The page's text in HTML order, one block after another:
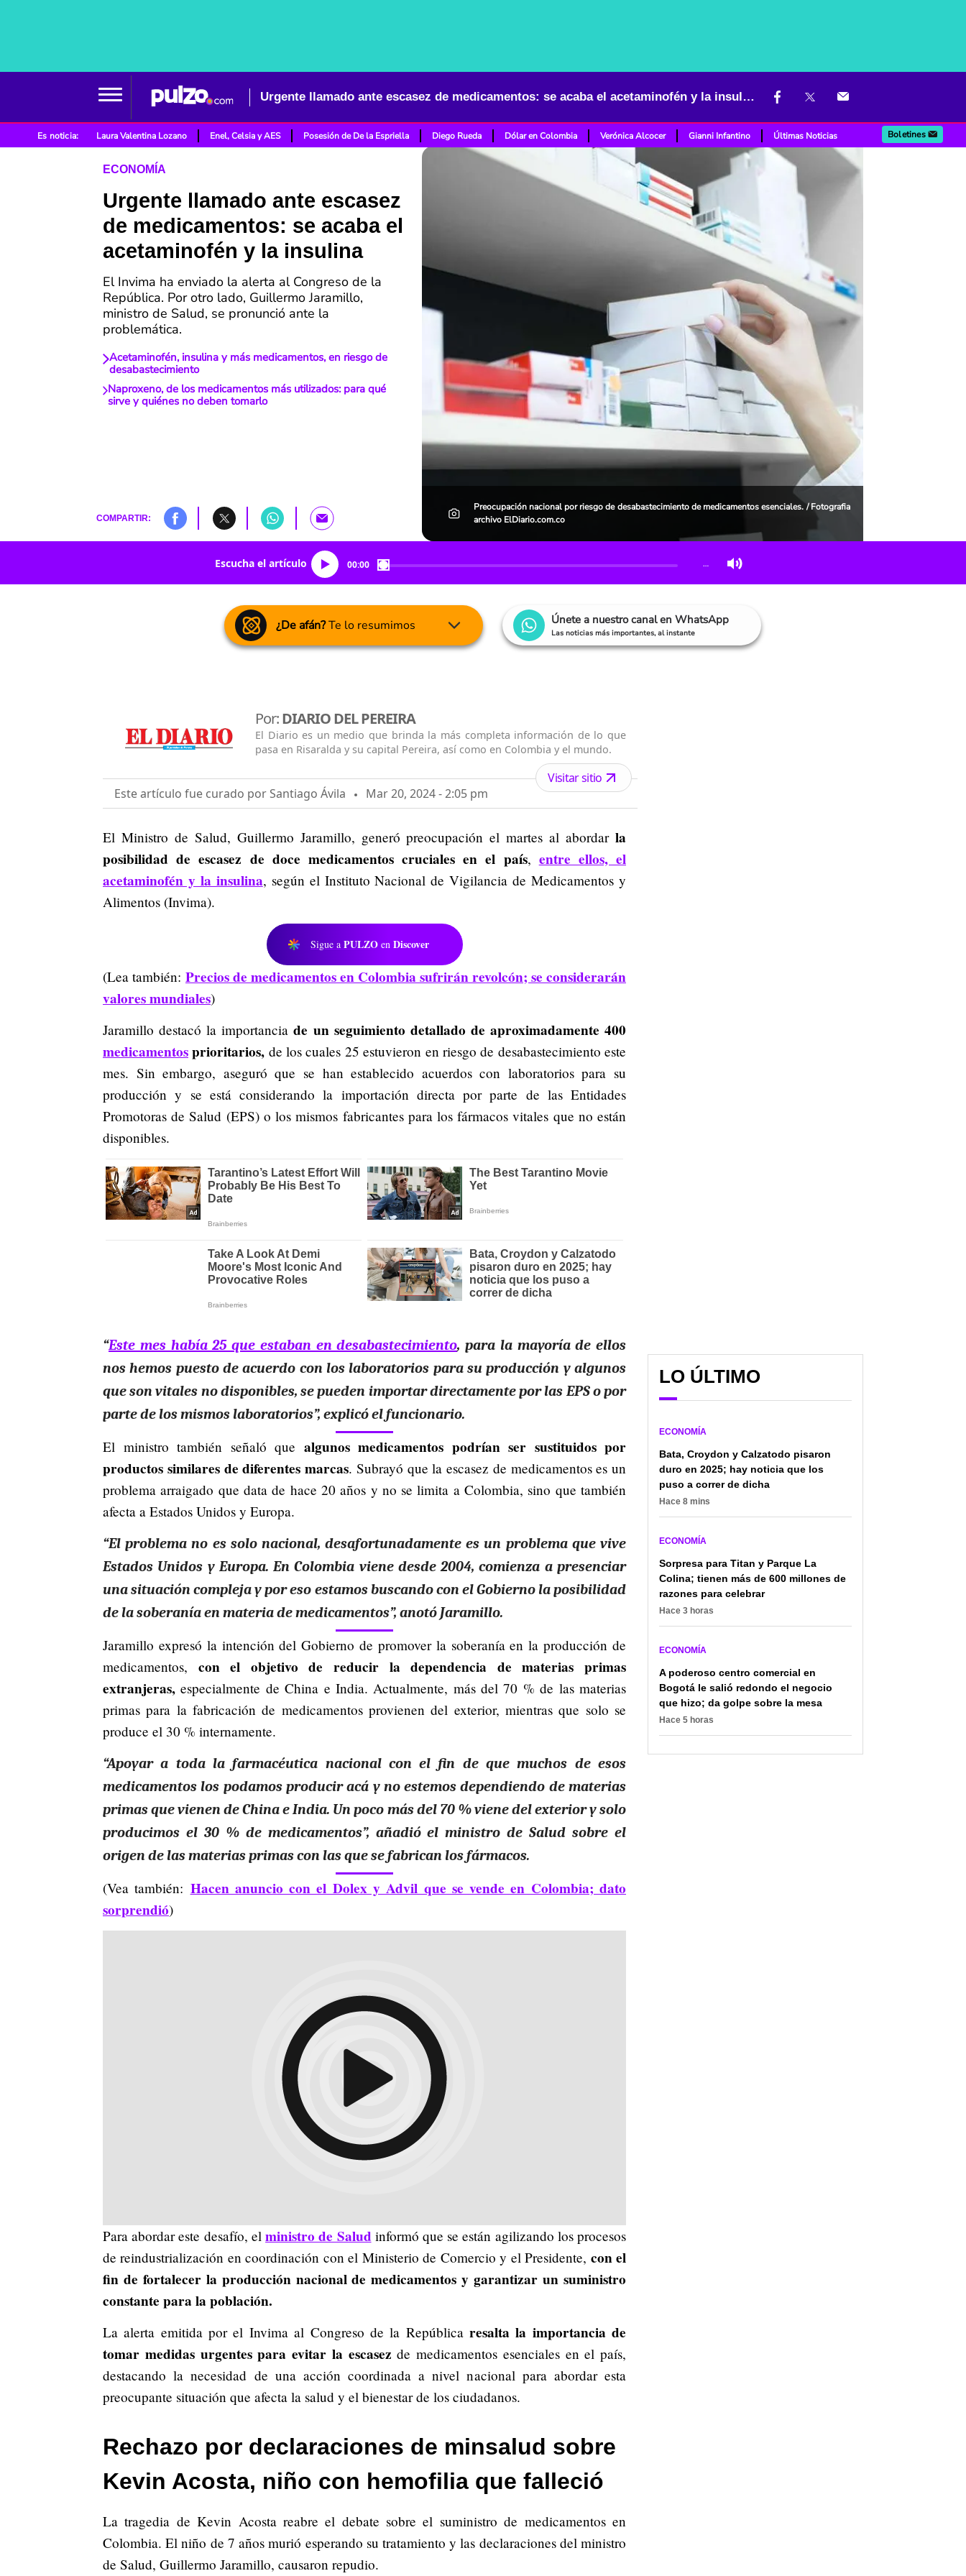
Urgente llamado ante escasez de medicamentos: se acaba el acetaminofén y la insulina
Es noticia: Laura Valentina Lozano Enel, Celsia y AES Posesión de De la Espriella Diego Rueda Dólar en Colombia Verónica Alcocer Gianni Infantino Últimas Noticias Boletines
ECONOMÍA
Urgente llamado ante escasez
de medicamentos: se acaba el
acetaminofén y la insulina
El Invima ha enviado la alerta al Congreso de la
República. Por otro lado, Guillermo Jaramillo,
ministro de Salud, se pronunció ante la
problemática.
Acetaminofén, insulina y más medicamentos, en riesgo de
desabastecimiento
Naproxeno, de los medicamentos más utilizados: para qué
sirve y quiénes no deben tomarlo
COMPARTIR:
Preocupación nacional por riesgo de desabastecimiento de medicamentos esenciales. / Fotografia
archivo ElDiario.com.co
Escucha el artículo 00:00 …
¿De afán?Te lo resumimos Únete a nuestro canal en WhatsApp
Las noticias más importantes, al instante
Por:DIARIO DEL PEREIRA
El Diario es un medio que brinda la más completa información de lo que
pasa en Risaralda y su capital Pereira, así como en Colombia y el mundo.
Este artículo fue curado por Santiago Ávila Mar 20, 2024 - 2:05 pm
Visitar sitio
El Ministro de Salud, Guillermo Jaramillo, generó preocupación el martes al abordar la
posibilidad de escasez de doce medicamentos cruciales en el país, entre ellos, el
acetaminofén y la insulina, según el Instituto Nacional de Vigilancia de Medicamentos y
Alimentos (Invima).
Sigue a PULZO en Discover
(Lea también: Precios de medicamentos en Colombia sufrirán revolcón; se considerarán
valores mundiales)
Jaramillo destacó la importanciade un seguimiento detallado de aproximadamente 400
medicamentosprioritarios, de los cuales 25 estuvieron en riesgo de desabastecimiento este
mes. Sin embargo, aseguró que se han establecido acuerdos con laboratorios para su
producción y se está considerando la importación directa por parte de las Entidades
Promotoras de Salud (EPS) o los mismos fabricantes para los fármacos vitales que no están
disponibles.
“Este mes había 25 que estaban en desabastecimiento, para la mayoría de ellos
nos hemos puesto de acuerdo con los laboratorios para su producción y algunos
que son vitales no disponibles, se pueden importar directamente por las EPS o por
parte de los mismos laboratorios”, explicó el funcionario.
El ministro también señaló que algunos medicamentos podrían ser sustituidos por
productos similares de diferentes marcas. Subrayó que la escasez de medicamentos es un
problema arraigado que data de hace 20 años y no se limita a Colombia, sino que también
afecta a Estados Unidos y Europa.
“El problema no es solo nacional, desafortunadamente es un problema que vive
Estados Unidos y Europa. En Colombia viene desde 2004, comienza a presenciar
una situación compleja y por eso estamos buscando con el Gobierno la posibilidad
de la soberanía en materia de medicamentos”, anotó Jaramillo.
Jaramillo expresó la intención del Gobierno de promover la soberanía en la producción de
medicamentos, con el objetivo de reducir la dependencia de materias primas
extranjeras, especialmente de China e India. Actualmente, más del 70 % de las materias
primas para la fabricación de medicamentos provienen del exterior, mientras que solo se
produce el 30 % internamente.
“Apoyar a toda la farmacéutica nacional con el fin de que muchos de esos
medicamentos los podamos producir acá y no estemos dependiendo de materias
primas que vienen de China e India. Un poco más del 70 % viene del exterior y solo
producimos el 30 % de medicamentos”, añadió el ministro de Salud sobre el
origen de las materias primas con las que se fabrican los fármacos.
(Vea también: Hacen anuncio con el Dolex y Advil que se vende en Colombia; dato
sorprendió)
Para abordar este desafío, elministro de Salud informó que se están agilizando los procesos
de reindustrialización en coordinación con el Ministerio de Comercio y el Presidente, con el
fin de fortalecer la producción nacional de medicamentos y garantizar un suministro
constante para la población.
La alerta emitida por el Invima al Congreso de la Repúblicaresalta la importancia de
tomar medidas urgentes para evitar la escasez de medicamentos esenciales en el país,
destacando la necesidad de una acción coordinada a nivel nacional para abordar esta
preocupante situación que afecta la salud y el bienestar de los ciudadanos.
Rechazo por declaraciones de minsalud sobre
Kevin Acosta, niño con hemofilia que falleció
La tragedia de Kevin Acosta reabre el debate sobre el suministro de medicamentos en
Colombia. El niño de 7 años murió esperando su tratamiento y las declaraciones del ministro
de Salud, Guillermo Jaramillo, causaron repudio.
LO ÚLTIMO
ECONOMÍA
Bata, Croydon y Calzatodo pisaron
duro en 2025; hay noticia que los
puso a correr de dicha
Hace 8 mins
ECONOMÍA
Sorpresa para Titan y Parque La
Colina; tienen más de 600 millones de
razones para celebrar
Hace 3 horas
ECONOMÍA
A poderoso centro comercial en
Bogotá le salió redondo el negocio
que hizo; da golpe sobre la mesa
Hace 5 horas